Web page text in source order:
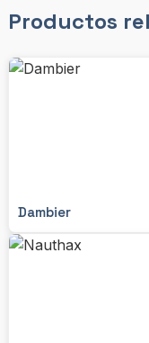
Productos
Dambier